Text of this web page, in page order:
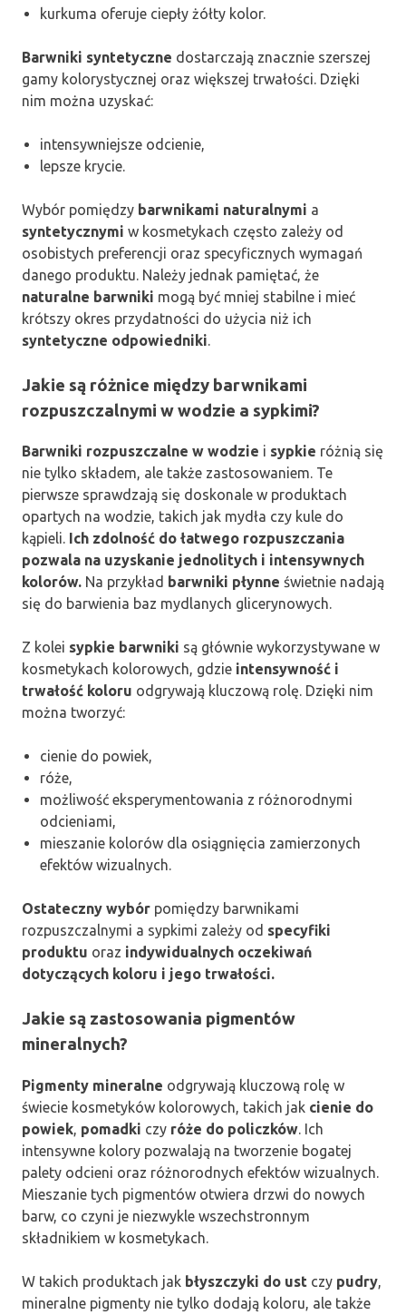
kurkuma oferuje ciepły żółty kolor.
Barwniki syntetyczne dostarczają znacznie szerszej
gamy kolorystycznej oraz większej trwałości. Dzięki
nim można uzyskać:
intensywniejsze odcienie,
lepsze krycie.
Wybór pomiędzy barwnikami naturalnymi a
syntetycznymi w kosmetykach często zależy od
osobistych preferencji oraz specyficznych wymagań
danego produktu. Należy jednak pamiętać, że
naturalne barwniki mogą być mniej stabilne i mieć
krótszy okres przydatności do użycia niż ich
syntetyczne odpowiedniki
Jakie są różnice między barwnikami
rozpuszczalnymi w wodzie a sypkimi?
Barwniki rozpuszczalne w wodzie i sypkie różnią się
nie tylko składem, ale także zastosowaniem. Te
pierwsze sprawdzają się doskonale w produktach
opartych na wodzie, takich jak mydła czy kule do
kąpieli. Ich zdolność do łatwego rozpuszczania
pozwala na uzyskanie jednolitych i intensywnych
kolorów. Na przykład barwniki płynne świetnie nadają
się do barwienia baz mydlanych glicerynowych.
Z kolei sypkie barwniki są głównie wykorzystywane w
kosmetykach kolorowych, gdzie intensywność i
trwałość koloru odgrywają kluczową rolę. Dzięki nim
można tworzyć:
cienie do powiek,
róże,
możliwość eksperymentowania z różnorodnymi
odcieniami,
mieszanie kolorów dla osiągnięcia zamierzonych
efektów wizualnych.
Ostateczny wybór pomiędzy barwnikami
rozpuszczalnymi a sypkimi zależy od specyfiki
produktu oraz indywidualnych oczekiwań
dotyczących koloru i jego trwałości.
Jakie są zastosowania pigmentów
mineralnych?
Pigmenty mineralne odgrywają kluczową rolę w
świecie kosmetyków kolorowych, takich jak cienie do
powiek, pomadki czy róże do policzków. Ich
intensywne kolory pozwalają na tworzenie bogatej
palety odcieni oraz różnorodnych efektów wizualnych.
Mieszanie tych pigmentów otwiera drzwi do nowych
barw, co czyni je niezwykle wszechstronnym
składnikiem w kosmetykach.
W takich produktach jak błyszczyki do ust czy pudry,
mineralne pigmenty nie tylko dodają koloru, ale także